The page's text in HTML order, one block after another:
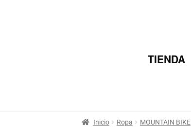
TIENDA
Inicio Ropa MOUNTAIN BIKE